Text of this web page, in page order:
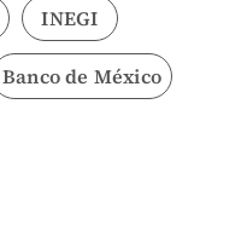
INEGI
Banco de México